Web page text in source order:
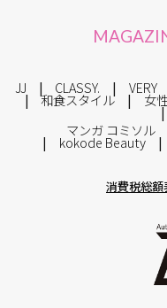
JJ CLASSY. VERY
和食スタイル 女
マンガ コミソル
kokode Beauty
消費税総